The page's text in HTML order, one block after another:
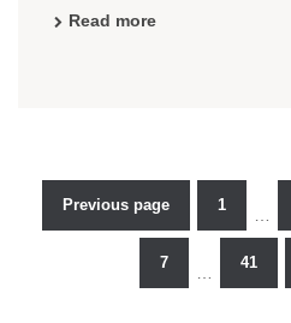
Read more
Previous page 1
7 41